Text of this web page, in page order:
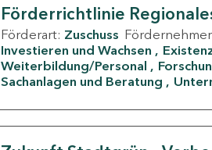
Förderrichtlinie
Förderart: Zuschuss
Investieren und Wachsen
Weiterbildung/Personal
Sachanlagen und Beratung